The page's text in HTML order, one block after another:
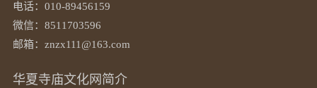
电话：010-89456159
微信：8511703596
邮箱：znzx111@163.com
华夏寺庙文化网简介